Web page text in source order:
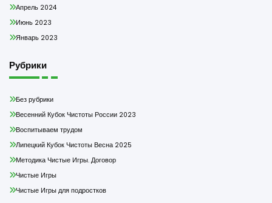
Апрель 2024
Июнь 2023
Январь 2023
Рубрики
Без рубрики
Весенний Кубок Чистоты России 2023
Воспитываем трудом
Липецкий Кубок Чистоты Весна 2025
Методика Чистые Игры. Договор
Чистые Игры
Чистые Игры для подростков